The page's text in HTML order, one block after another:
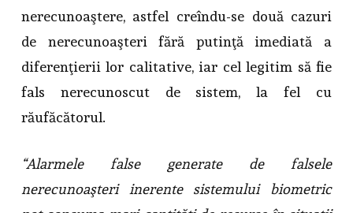
nerecunoaştere, astfel creîndu-se două cazuri
de nerecunoaşteri fără putinţă imediată a
diferenţierii lor calitative, iar cel legitim să fie
fals nerecunoscut de sistem, la fel cu
răufăcătorul.
“Alarmele false generate de falsele
nerecunoaşteri inerente sistemului biometric